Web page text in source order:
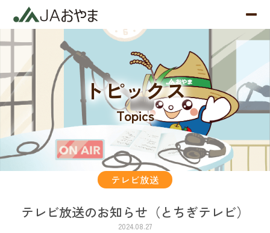
トピックス
Topics
テレビ放送
テレビ放送のお知らせ（とちぎテレビ）
2024.08.27